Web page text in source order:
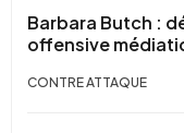
Barbara Butch :
offensive
CONTRE ATTAQUE